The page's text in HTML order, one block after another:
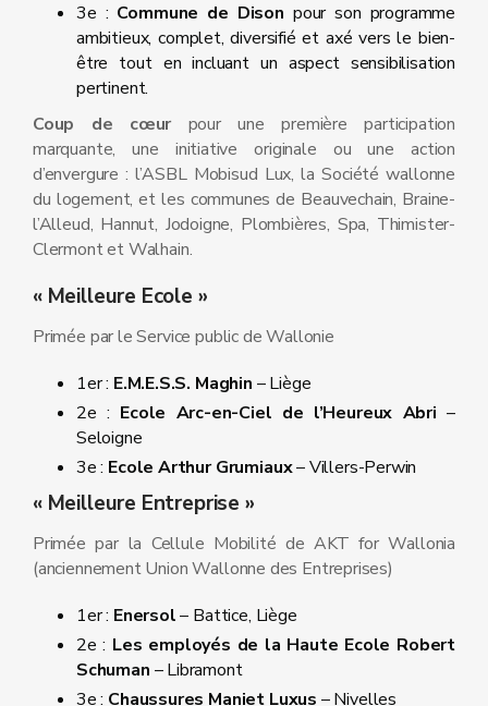
3e : Commune de Dison pour son programme
ambitieux, complet, diversifié et axé vers le bien-
être tout en incluant un aspect sensibilisation
pertinent.
Coup de cœur pour une première participation
marquante, une initiative originale ou une action
d’envergure : l’ASBL Mobisud Lux, la Société wallonne
du logement, et les communes de Beauvechain, Braine-
l’Alleud, Hannut, Jodoigne, Plombières, Spa, Thimister-
Clermont et Walhain.
« Meilleure Ecole »
Primée par le Service public de Wallonie
1er : E.M.E.S.S. Maghin – Liège
2e : Ecole Arc-en-Ciel de l’Heureux Abri–
Seloigne
3e : Ecole Arthur Grumiaux– Villers-Perwin
« Meilleure Entreprise »
Primée par la Cellule Mobilité de AKT for Wallonia
(anciennement Union Wallonne des Entreprises)
1er : Enersol– Battice, Liège
2e : Les employés de la Haute Ecole Robert
Schuman – Libramont
3e : Chaussures Maniet Luxus – Nivelles